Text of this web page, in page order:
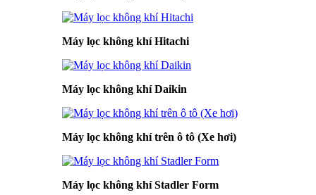
Máy lọc không khí Hitachi
Máy lọc không khí Daikin
Máy lọc không khí trên ô tô (Xe hơi)
Máy lọc không khí Stadler Form